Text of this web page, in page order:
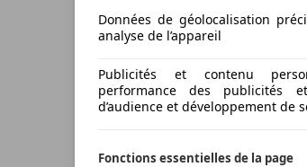
Données de géolocalisation
analyse de l’appareil
Publicités et contenu
performance des publicités
d’audience et développement de
Fonctions essentielles de la page